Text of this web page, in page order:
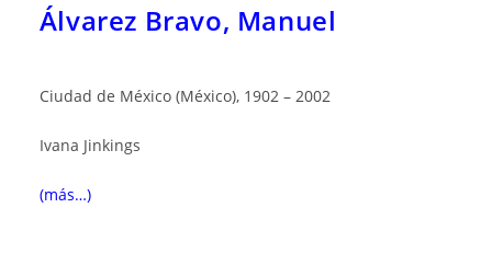
Álvarez Bravo, Manuel
Ciudad de México (México), 1902 – 2002
Ivana Jinkings
(más…)